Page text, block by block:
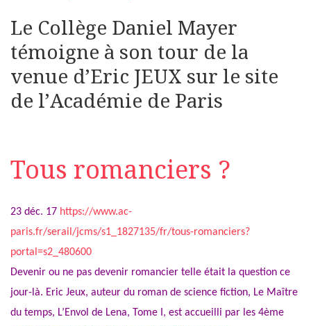
Le Collège Daniel Mayer
témoigne à son tour de la
venue d’Eric JEUX sur le site
de l’Académie de Paris
Tous romanciers ?
23 déc. 17 https://www.ac-
paris.fr/serail/jcms/s1_1827135/fr/tous-romanciers?
portal=s2_480600
Devenir ou ne pas devenir romancier telle était la question ce
jour-là. Eric Jeux, auteur du roman de science fiction, Le Maître
du temps, L’Envol de Lena, Tome I, est accueilli par les 4ème